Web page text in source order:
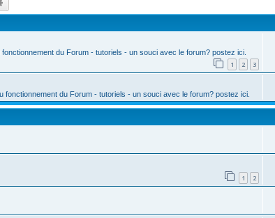
fonctionnement du Forum - tutoriels - un souci avec le forum? postez ici.
1 2 3
fonctionnement du Forum - tutoriels - un souci avec le forum? postez ici.
1 2